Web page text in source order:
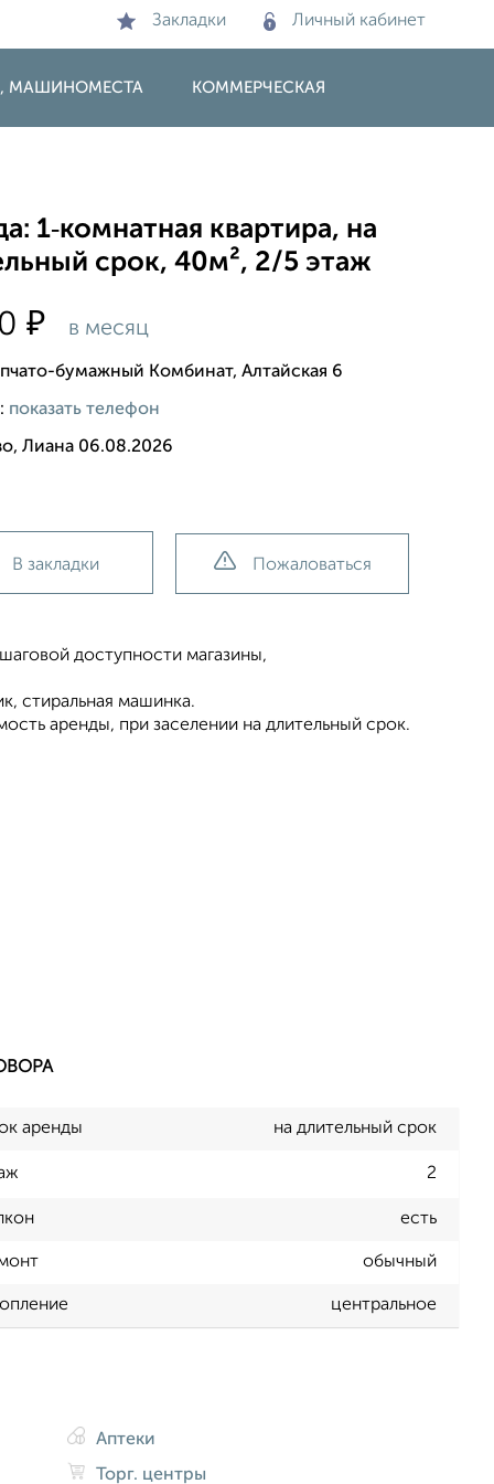
Закладки Личный кабинет
МАШИНОМЕСТА КОММЕРЧЕСКАЯ
1‑комнатная квартира, на
срок, 40м², 2/5 этаж
₽ в месяц
бумажный Комбинат, Алтайская 6
показать телефон
Лиана 06.08.2026
В закладки Пожаловаться
доступности магазины,
стиральная машинка.
аренды, при заселении на длительный срок.
аренды на длительный срок
2
есть
обычный
центральное
Аптеки
Торг. центры